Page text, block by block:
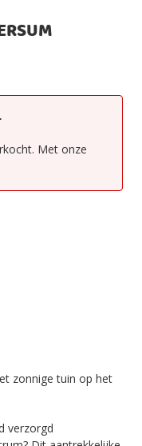
Met onze
zonnige tuin op het
verzorgd